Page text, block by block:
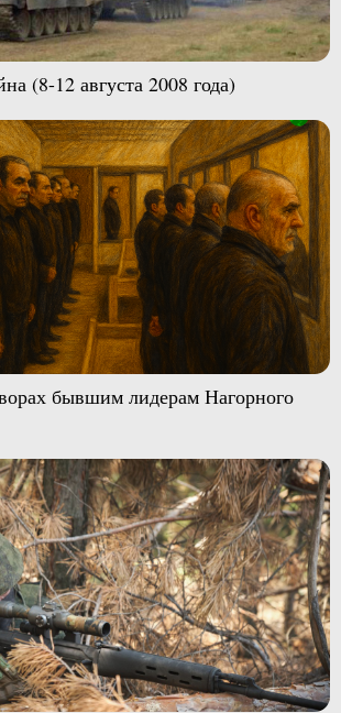
(8-12 августа 2008 года)
бывшим лидерам Нагорного